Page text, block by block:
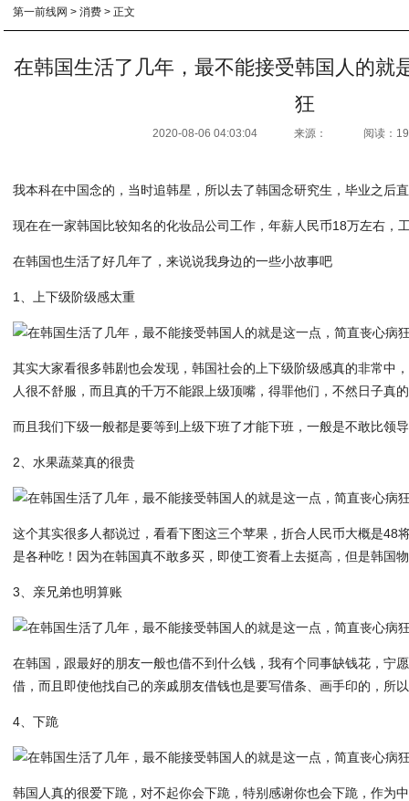
第一前线网 >消费 > 正文
在韩国生活了几年，最不能接受韩国人的就
狂
2020-08-06 04:03:04 来源： 阅读：
我本科在中国念的，当时追韩星，所以去了韩国念研究生，毕业之后
现在在一家韩国比较知名的化妆品公司工作，年薪人民币18万左右，
在韩国也生活了好几年了，来说说我身边的一些小故事吧
1、上下级阶级感太重
其实大家看很多韩剧也会发现，韩国社会的上下级阶级感真的非常中
人很不舒服，而且真的千万不能跟上级顶嘴，得罪他们，不然日子真
而且我们下级一般都是要等到上级下班了才能下班，一般是不敢比领
2、水果蔬菜真的很贵
这个其实很多人都说过，看看下图这三个苹果，折合人民币大概是48
是各种吃！因为在韩国真不敢多买，即使工资看上去挺高，但是韩国
3、亲兄弟也明算账
在韩国，跟最好的朋友一般也借不到什么钱，我有个同事缺钱花，宁
借，而且即使他找自己的亲戚朋友借钱也是要写借条、画手印的，所
4、下跪
韩国人真的很爱下跪，对不起你会下跪，特别感谢你也会下跪，作为